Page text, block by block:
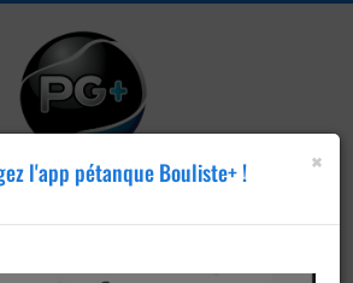
×
l'app pétanque Bouliste+ !